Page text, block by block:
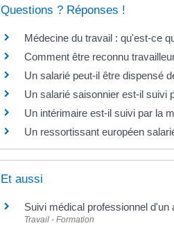
Questions ? Réponses !
Médecine du travail : qu'est-ce
Comment être reconnu
Un salarié peut-il être dispensé
Un salarié saisonnier est-il suivi
Un intérimaire est-il suivi par la
Un ressortissant européen
Et aussi
Suivi médical professionnel d'un
Travail - Formation